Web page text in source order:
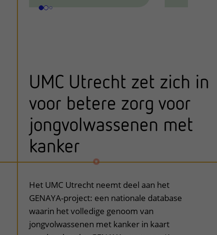
UMC Utrecht zet zich in
voor betere zorg voor
jongvolwassenen met
kanker
uitklapper, klik om te openen
Het UMC Utrecht neemt deel aan het
GENAYA-project: een nationale database
waarin het volledige genoom van
jongvolwassenen met kanker in kaart